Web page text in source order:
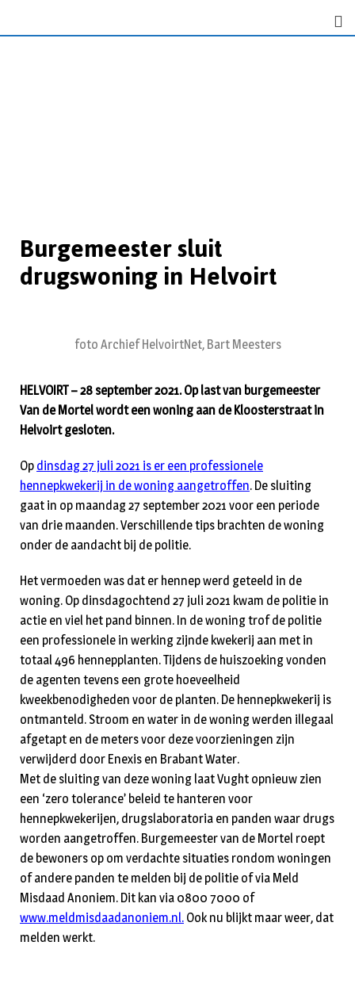
Burgemeester sluit
drugswoning in Helvoirt
foto Archief HelvoirtNet, Bart Meesters
HELVOIRT – 28 september 2021. Op last van burgemeester
Van de Mortel wordt een woning aan de Kloosterstraat in
Helvoirt gesloten.
Op dinsdag 27 juli 2021 is er een professionele
hennepkwekerij in de woning aangetroffen. De sluiting
gaat in op maandag 27 september 2021 voor een periode
van drie maanden. Verschillende tips brachten de woning
onder de aandacht bij de politie.
Het vermoeden was dat er hennep werd geteeld in de
woning. Op dinsdagochtend 27 juli 2021 kwam de politie in
actie en viel het pand binnen. In de woning trof de politie
een professionele in werking zijnde kwekerij aan met in
totaal 496 hennepplanten. Tijdens de huiszoeking vonden
de agenten tevens een grote hoeveelheid
kweekbenodigheden voor de planten. De hennepkwekerij is
ontmanteld. Stroom en water in de woning werden illegaal
afgetapt en de meters voor deze voorzieningen zijn
verwijderd door Enexis en Brabant Water.
Met de sluiting van deze woning laat Vught opnieuw zien
een ‘zero tolerance’ beleid te hanteren voor
hennepkwekerijen, drugslaboratoria en panden waar drugs
worden aangetroffen. Burgemeester van de Mortel roept
de bewoners op om verdachte situaties rondom woningen
of andere panden te melden bij de politie of via Meld
Misdaad Anoniem. Dit kan via 0800 7000 of
www.meldmisdaadanoniem.nl. Ook nu blijkt maar weer, dat
melden werkt.